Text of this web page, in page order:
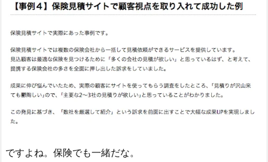
ですよね。保険でも一緒だな。